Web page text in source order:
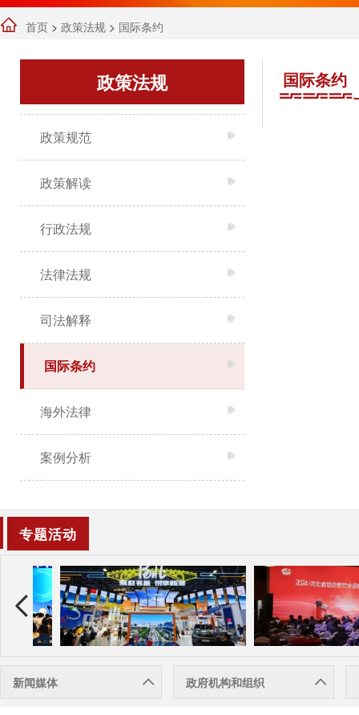
首页 > 政策法规 > 国际条约
政策法规
政策规范
政策解读
行政法规
法律法规
司法解释
国际条约
海外法律
案例分析
国际条约
专题活动
新闻媒体 政府机构和组织